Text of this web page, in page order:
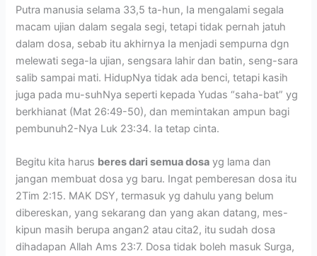
Putra manusia selama 33,5 ta-hun, Ia mengalami segala
macam ujian dalam segala segi, tetapi tidak pernah jatuh
dalam dosa, sebab itu akhirnya Ia menjadi sempurna dgn
melewati sega-la ujian, sengsara lahir dan batin, seng-sara
salib sampai mati. HidupNya tidak ada benci, tetapi kasih
juga pada mu-suhNya seperti kepada Yudas “saha-bat” yg
berkhianat (Mat 26:49-50), dan memintakan ampun bagi
pembunuh2-Nya Luk 23:34. Ia tetap cinta.
Begitu kita harus beres dari semua dosa yg lama dan
jangan membuat dosa yg baru. Ingat pemberesan dosa itu
2Tim 2:15. MAK DSY, termasuk yg dahulu yang belum
dibereskan, yang sekarang dan yang akan datang, mes-
kipun masih berupa angan2 atau cita2, itu sudah dosa
dihadapan Allah Ams 23:7. Dosa tidak boleh masuk Surga,